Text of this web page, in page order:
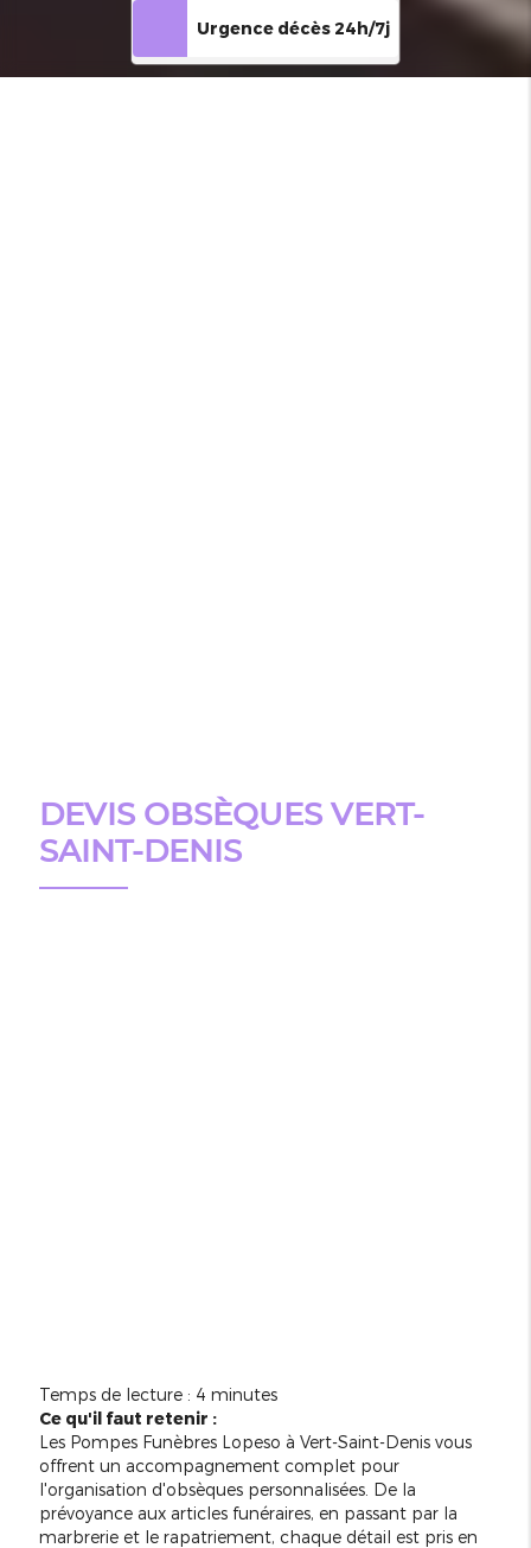
Urgence décès 24h/7j
DEVIS OBSÈQUES VERT-
SAINT-DENIS
Temps de lecture : 4 minutes
Ce qu'il faut retenir :
Les Pompes Funèbres Lopeso à Vert-Saint-Denis vous
offrent un accompagnement complet pour
l'organisation d'obsèques personnalisées. De la
prévoyance aux articles funéraires, en passant par la
marbrerie et le rapatriement, chaque détail est pris en